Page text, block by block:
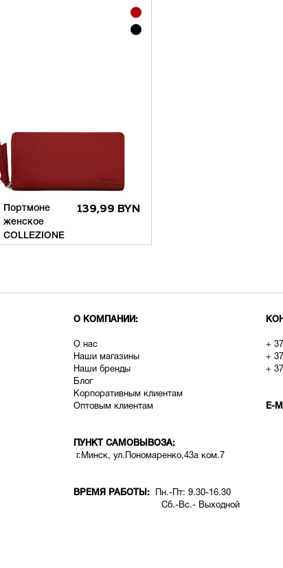
Портмоне
женское
COLLEZIONE
139,99 BYN
О КОМПАНИИ:
О нас
Наши магазины
Наши бренды
Блог
Корпоративным клиентам
Оптовым клиентам
ПУНКТ САМОВЫВОЗА:
г.Минск, ул.Пономаренко,43а ком.7
ВРЕМЯ РАБОТЫ: Пн.-Пт: 9.30-16.30
Сб.-Вс.- Выходной
+
+
+
E-